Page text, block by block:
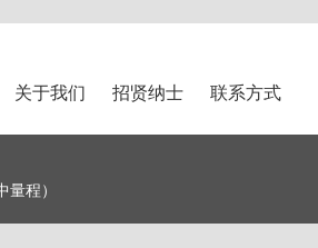
关于我们 招贤纳士 联系方式
程）